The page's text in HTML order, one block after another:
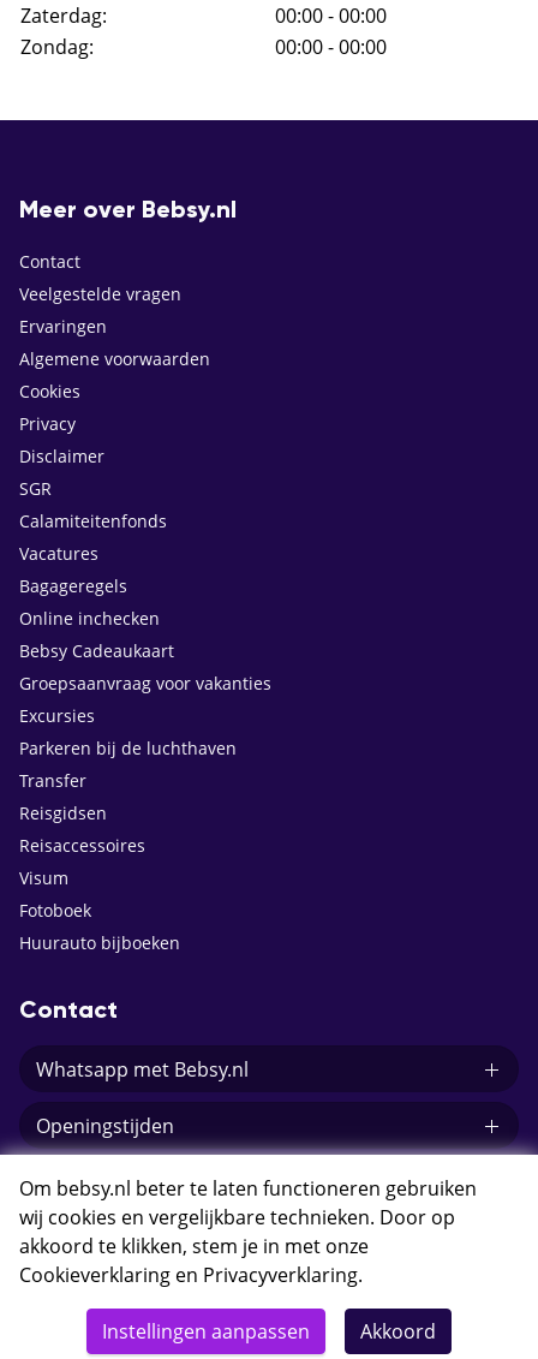
Zaterdag:
00:00 - 00:00
Zondag:
00:00 - 00:00
Meer over Bebsy.nl
Contact
Veelgestelde vragen
Ervaringen
Algemene voorwaarden
Cookies
Privacy
Disclaimer
SGR
Calamiteitenfonds
Vacatures
Bagageregels
Online inchecken
Bebsy Cadeaukaart
Groepsaanvraag voor vakanties
Excursies
Parkeren bij de luchthaven
Transfer
Reisgidsen
Reisaccessoires
Visum
Fotoboek
Huurauto bijboeken
Contact
Whatsapp met Bebsy.nl
Openingstijden
E-mail Bebsy.nl
© 2026 Bebsy.nl
Om bebsy.nl beter te laten functioneren gebruiken
wij cookies en vergelijkbare technieken. Door op
akkoord te klikken, stem je in met onze
Cookieverklaring en Privacyverklaring.
Instellingen aanpassen Akkoord